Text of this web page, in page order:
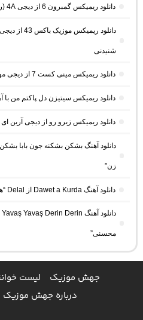
دانلود ریمیکس گمبرون 6 از دیجی 4A (ریمیکس طولانی شاد بندری جنوبی)
دانلود
شنیدنی
دانلود ریمیکس مینی کست 7 از دیجی مهراس
دانلود ریمیکس سیتیزن دل پاکتم من با
دانلود ریمیکس زیرو رو از دیجی آرین
دانلود آهنگ بشکن بشکنه جون بابا
زن”
دانلود آهنگ Dawet a Kurda از Delal “هوش مصنوعی کرد ترند اینستا”
محسنی”
جهش موزیک لیست
درباره جهش موزیک